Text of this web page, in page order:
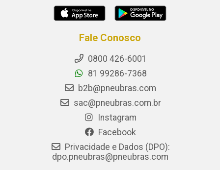
Fale Conosco
0800 426-6001
81 99286-7368
b2b@pneubras.com
sac@pneubras.com.br
Instagram
Facebook
Privacidade e Dados (DPO):
dpo.pneubras@pneubras.com